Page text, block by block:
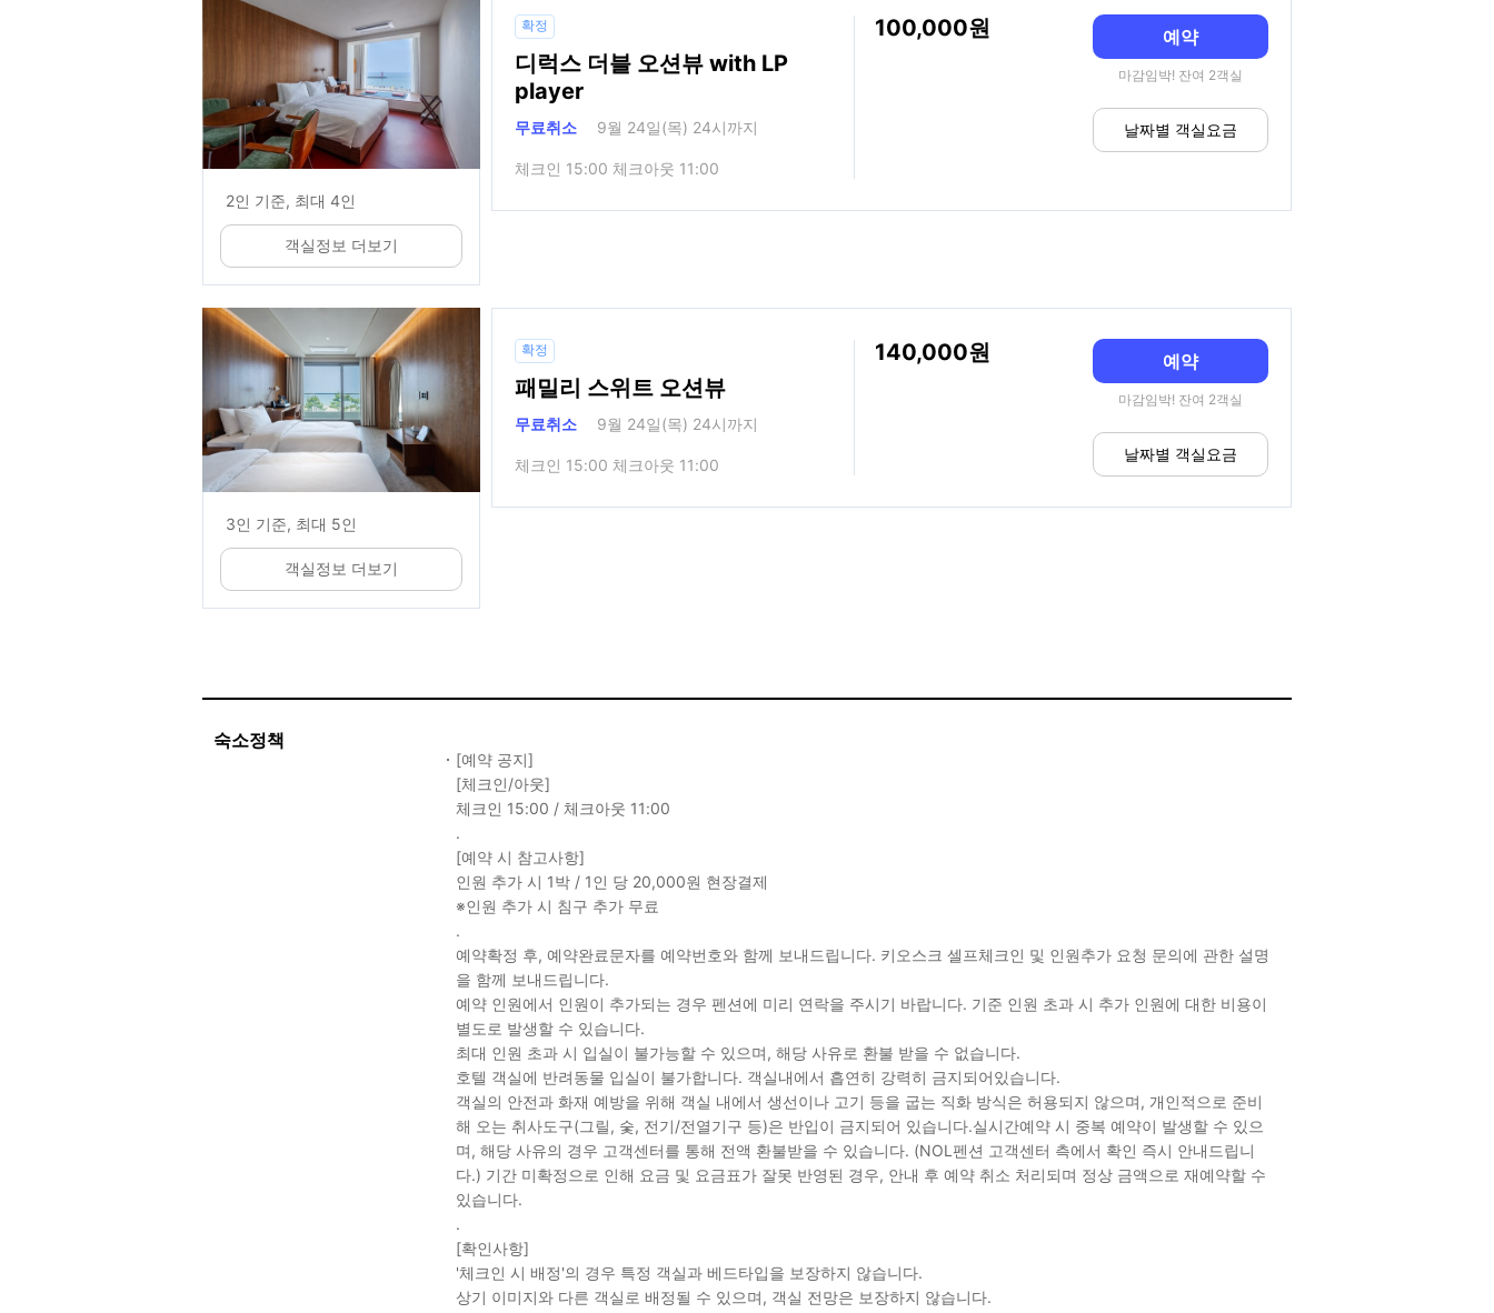
2인 기준, 최대 4인
객실정보 더보기
확정
디럭스 더블 오션뷰 with LP
player
무료취소 9월 24일(목) 24시까지
체크인 15:00 체크아웃 11:00
100,000 예약
마감임박! 잔여 2객실
날짜별 객실요금
3인 기준, 최대 5인
객실정보 더보기
확정
패밀리 스위트 오션뷰
무료취소 9월 24일(목) 24시까지
체크인 15:00 체크아웃 11:00
140,000 예약
마감임박! 잔여 2객실
날짜별 객실요금
숙소정책
[예약 공지]
[체크인/아웃]
체크인 15:00 / 체크아웃 11:00
.
[예약 시 참고사항]
인원 추가 시 1박 / 1인 당 20,000원 현장결제
※인원 추가 시 침구 추가 무료
.
예약확정 후, 예약완료문자를 예약번호와 함께 보내드립니다. 키오스크 셀프체크인 및 인원추가 요청 문의에 관한 설명
을 함께 보내드립니다.
예약 인원에서 인원이 추가되는 경우 펜션에 미리 연락을 주시기 바랍니다. 기준 인원 초과 시 추가 인원에 대한 비용이
별도로 발생할 수 있습니다.
최대 인원 초과 시 입실이 불가능할 수 있으며, 해당 사유로 환불 받을 수 없습니다.
호텔 객실에 반려동물 입실이 불가합니다. 객실내에서 흡연히 강력히 금지되어있습니다.
객실의 안전과 화재 예방을 위해 객실 내에서 생선이나 고기 등을 굽는 직화 방식은 허용되지 않으며, 개인적으로 준비
해 오는 취사도구(그릴, 숯, 전기/전열기구 등)은 반입이 금지되어 있습니다.실시간예약 시 중복 예약이 발생할 수 있으
며, 해당 사유의 경우 고객센터를 통해 전액 환불받을 수 있습니다. (NOL펜션 고객센터 측에서 확인 즉시 안내드립니
다.) 기간 미확정으로 인해 요금 및 요금표가 잘못 반영된 경우, 안내 후 예약 취소 처리되며 정상 금액으로 재예약할 수
있습니다.
.
[확인사항]
'체크인 시 배정'의 경우 특정 객실과 베드타입을 보장하지 않습니다.
상기 이미지와 다른 객실로 배정될 수 있으며, 객실 전망은 보장하지 않습니다.